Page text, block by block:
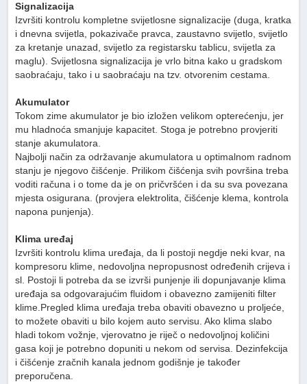
Signalizacija
Izvršiti kontrolu kompletne svijetlosne signalizacije (duga, kratka
i dnevna svijetla, pokazivače pravca, zaustavno svijetlo, svijetlo
za kretanje unazad, svijetlo za registarsku tablicu, svijetla za
maglu). Svijetlosna signalizacija je vrlo bitna kako u gradskom
saobraćaju, tako i u saobraćaju na tzv. otvorenim cestama.
Akumulator
Tokom zime akumulator je bio izložen velikom opterećenju, jer
mu hladnoća smanjuje kapacitet. Stoga je potrebno provjeriti
stanje akumulatora.
Najbolji način za održavanje akumulatora u optimalnom radnom
stanju je njegovo čišćenje. Prilikom čišćenja svih površina treba
voditi računa i o tome da je on pričvršćen i da su sva povezana
mjesta osigurana. (provjera elektrolita, čišćenje klema, kontrola
napona punjenja).
Klima uređaj
Izvršiti kontrolu klima uređaja, da li postoji negdje neki kvar, na
kompresoru klime, nedovoljna nepropusnost određenih crijeva i
sl. Postoji li potreba da se izvrši punjenje ili dopunjavanje klima
uređaja sa odgovarajućim fluidom i obavezno zamijeniti filter
klime.Pregled klima uređaja treba obaviti obavezno u proljeće,
to možete obaviti u bilo kojem auto servisu. Ako klima slabo
hladi tokom vožnje, vjerovatno je riječ o nedovoljnoj količini
gasa koji je potrebno dopuniti u nekom od servisa. Dezinfekcija
i čišćenje zračnih kanala jednom godišnje je također
preporučena.